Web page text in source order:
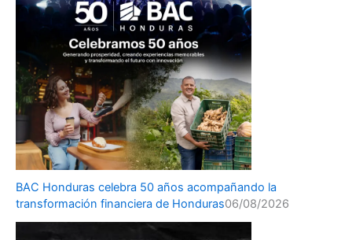
BAC Honduras celebra 50 años acompañando la
transformación financiera de Honduras06/08/2026